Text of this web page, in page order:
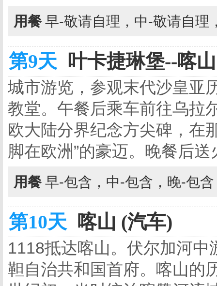
用餐 早-敬请自理，中-敬请自理
第9天 叶卡捷琳堡--喀
城市游览，参观末代沙皇亚
教堂。午餐后乘车前往乌拉
欧大陆分界纪念方尖碑，在
脚在欧洲”的豪迈。晚餐后
用餐 早-包含，中-包含，晚-包
第10天 喀山 (汽车)
1118抵达喀山。伏尔加河
靼自治共和国首府。喀山的